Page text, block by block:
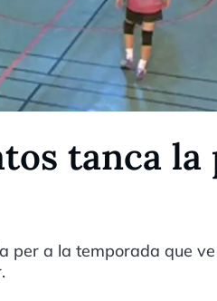
tanca
per a la temporada que